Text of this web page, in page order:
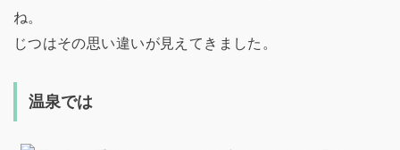
ね。
じつはその思い違いが見えてきました。
温泉では